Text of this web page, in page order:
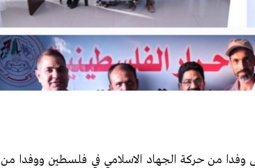
وفدا من حركة الجهاد الاسلامي في فلسطين ووفدا من